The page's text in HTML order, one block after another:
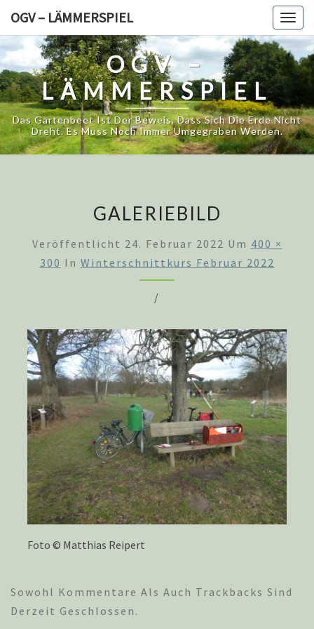
content
OGV – LÄMMERSPIEL
OGV –
LÄMMERSPIEL
Das Gartenbeet Ist Der Beweis, Dass Sich Die Erde Nicht
Dreht. Es Muss Noch Immer Umgegraben Werden.
GALERIEBILD
Veröffentlicht 24. Februar 2022 Um 400 ×
300 In Winterschnittkurs Februar 2022
/
Foto © Matthias Reipert
Sowohl Kommentare Als Auch Trackbacks Sind
Derzeit Geschlossen.